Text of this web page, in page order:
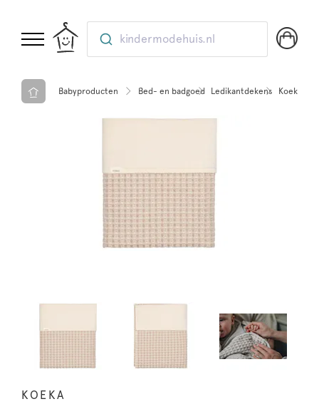
kindermodehuis.nl
Babyproducten Bed- en badgoed Ledikantdekens Koeka
KOEKA